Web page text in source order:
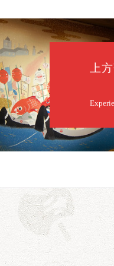
眞／笑福亭仁福／幸助福助
上